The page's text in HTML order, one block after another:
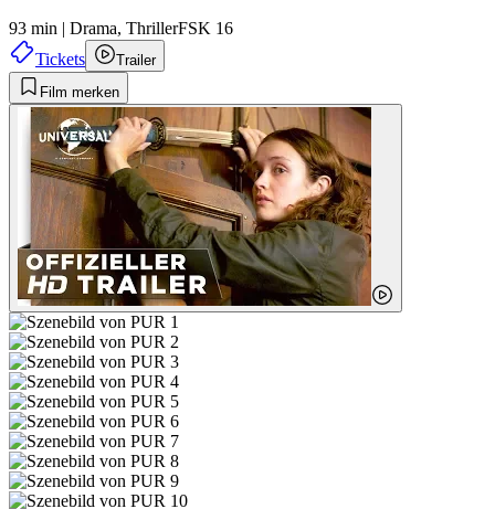
93 min | Drama, ThrillerFSK 16
Tickets
Trailer
Film merken